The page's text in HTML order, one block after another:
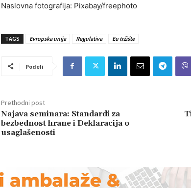
Naslovna fotografija: Pixabay/freephoto
TAGS Evropska unija Regulativa Eu tržište
Podeli
Prethodni post
Najava seminara: Standardi za
bezbednost hrane i Deklaracija o
usaglašenosti